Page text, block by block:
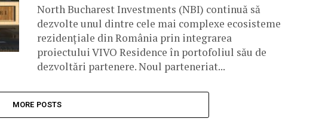
North Bucharest Investments (NBI) continuă să
dezvolte unul dintre cele mai complexe ecosisteme
rezidențiale din România prin integrarea
proiectului VIVO Residence în portofoliul său de
dezvoltări partenere. Noul parteneriat...
MORE POSTS